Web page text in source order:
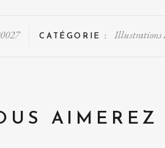
CATÉGORIE : Illustrations
AIMEREZ